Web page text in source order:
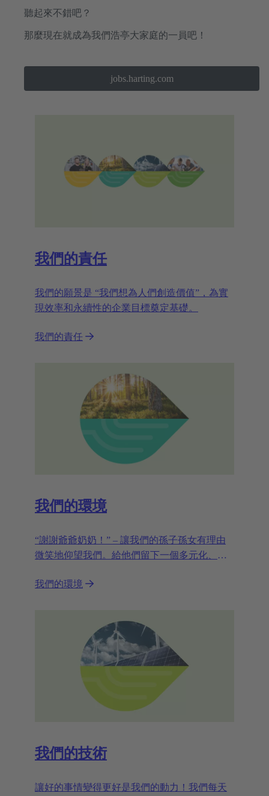
聽起來不錯吧？
那麼現在就成為我們浩亭大家庭的一員吧！
jobs.harting.com
我們的責任
我們的願景是 “我們想為人們創造價值”，為實
現效率和永續性的企業目標奠定基礎。
我們的責任
我們的環境
“謝謝爺爺奶奶！” – 讓我們的孫子孫女有理由
微笑地仰望我們。給他們留下一個多元化、健
意義。
我們的環境
我們的技術
讓好的事情變得更好是我們的動力！我們每天